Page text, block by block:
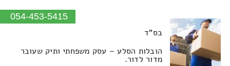
054-453-5415
בס"ד
הובלות הסלע – עסק משפחתי ותיק שעובר
מדור לדור.